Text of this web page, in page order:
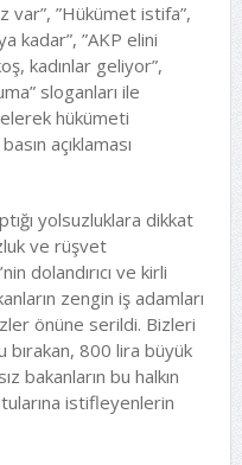
var”, ”Hükümet istifa”,
kadar”, ”AKP elini
kadınlar geliyor”,
sloganları ile
hükümeti
açıklaması
yolsuzluklara dikkat
ve rüşvet
dolandırıcı ve kirli
zengin iş adamları
önüne serildi. Bizleri
800 lira büyük
bakanların bu halkın
istifleyenlerin